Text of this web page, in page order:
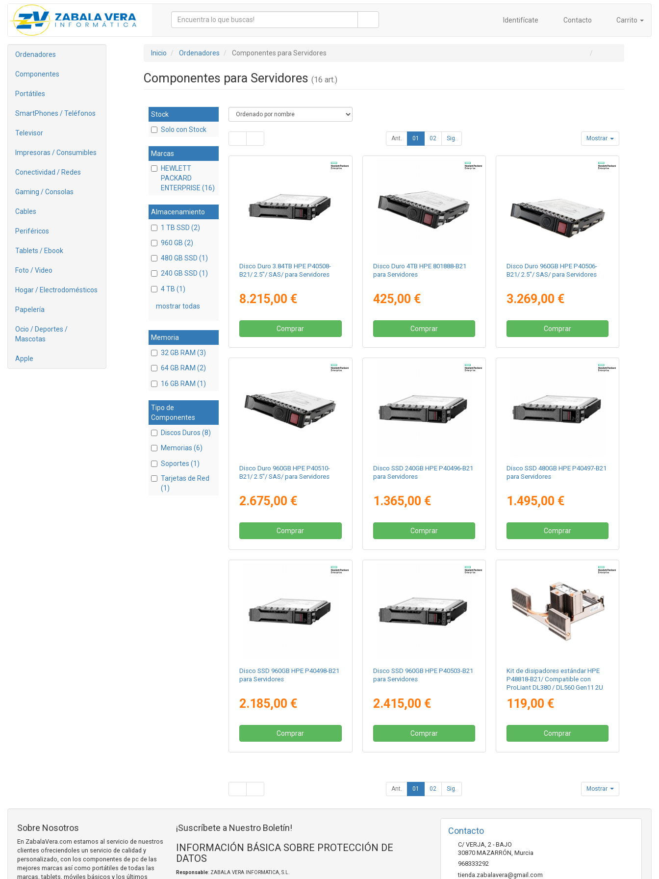
Identifícate Contacto Carrito
Ordenadores
Componentes
Portátiles
SmartPhones / Teléfonos
Televisor
Impresoras / Consumibles
Conectividad / Redes
Gaming / Consolas
Cables
Periféricos
Tablets / Ebook
Foto / Video
Hogar / Electrodomésticos
Papelería
Ocio / Deportes /
Mascotas
Apple
Inicio Ordenadores Componentes para Servidores
Componentes para Servidores (16 art.)
Stock
Solo con Stock
Marcas
HEWLETT
PACKARD
ENTERPRISE (16)
Almacenamiento
1 TB SSD (2)
960 GB (2)
480 GB SSD (1)
240 GB SSD (1)
4 TB (1)
mostrar todas
Memoria
32 GB RAM (3)
64 GB RAM (2)
16 GB RAM (1)
Tipo de
Componentes
Discos Duros (8)
Memorias (6)
Soportes (1)
Tarjetas de Red
(1)
Ant. 01 02 Sig. Mostrar
Disco Duro 3.84TB HPE P40508-
B21/ 2.5"/ SAS/ para Servidores
8.215,00 €
Comprar
Disco Duro 4TB HPE 801888-B21
para Servidores
425,00 €
Comprar
Disco Duro 960GB HPE P40506-
B21/ 2.5"/ SAS/ para Servidores
3.269,00 €
Comprar
Disco Duro 960GB HPE P40510-
B21/ 2.5"/ SAS/ para Servidores
2.675,00 €
Comprar
Disco SSD 240GB HPE P40496-B21
para Servidores
1.365,00 €
Comprar
Disco SSD 480GB HPE P40497-B21
para Servidores
1.495,00 €
Comprar
Disco SSD 960GB HPE P40498-B21
para Servidores
2.185,00 €
Comprar
Disco SSD 960GB HPE P40503-B21
para Servidores
2.415,00 €
Comprar
Kit de disipadores estándar HPE
P48818-B21/ Compatible con
ProLiant DL380 / DL560 Gen11 2U
119,00 €
Comprar
Ant. 01 02 Sig. Mostrar
Sobre Nosotros
En ZabalaVera.com estamos al servicio de nuestros
clientes ofreciendoles un servicio de calidad y
personalizado, con los componentes de pc de las
mejores marcas así como portátiles de todas las
marcas, tablets, móviles básicos y los últimos
¡Suscríbete a Nuestro Boletín!
INFORMACIÓN BÁSICA SOBRE PROTECCIÓN DE
DATOS
Responsable: ZABALA VERA INFORMATICA, S.L.
Contacto
C/ VERJA, 2 - BAJO
30870 MAZARRÓN Murcia
968333292
tienda.zabalavera@gmail.com